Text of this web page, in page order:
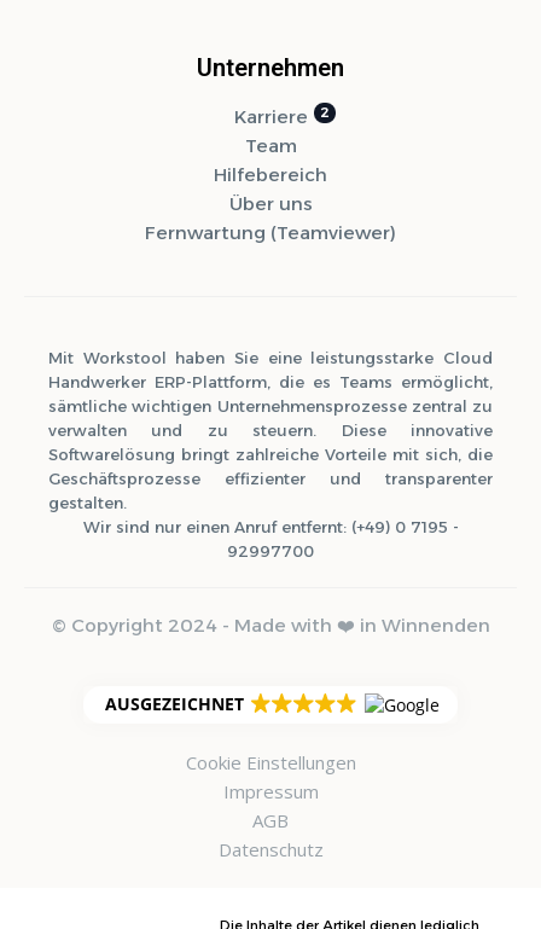
Unternehmen
Karriere
Team
Hilfebereich
Über uns
Fernwartung (Teamviewer)
Mit Workstool haben Sie eine leistungsstarke Cloud
Handwerker ERP-Plattform, die es Teams ermöglicht,
sämtliche wichtigen Unternehmensprozesse zentral zu
verwalten und zu steuern. Diese innovative
Softwarelösung bringt zahlreiche Vorteile mit sich, die
Geschäftsprozesse effizienter und transparenter
gestalten.
Wir sind nur einen Anruf entfernt: (+49) 0 7195 -
92997700
© Copyright 2024 - Made with ❤️ in Winnenden
AUSGEZEICHNET
Cookie Einstellungen
Impressum
AGB
Datenschutz
Die Inhalte der Artikel dienen lediglich